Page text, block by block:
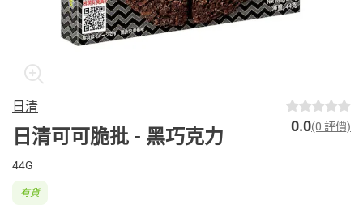
日清
日清可可脆批 - 黑巧克力 0.0(0 評價)
44G
有貨